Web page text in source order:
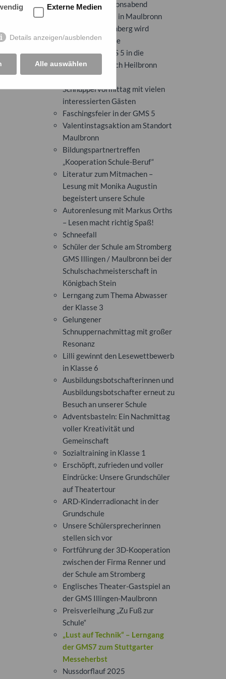
Berufsinformationsabend
Bildungspartner in Maulbronn
Schule am Stromberg wird
ComThink-Schule
Ausflug der GMS 5 in die
Experimenta nach Heilbronn
Erfolgreicher
Schnuppervormittag mit vielen
interessierten Gästen
Faschingsfeier in der GMS 5
Valentinstagsaktion am Standort
Maulbronn
Bildungspartnertreffen
„Kooperation Schule-Beruf“
Literatur zum Mitmachen –
Lesung mit Monika Augustin
begeistert unsere Schule
Autorenlesung mit Markus Orths
– Lesen macht richtig Spaß!
Schneefall
Schüler der Schule am Stromberg
GMS Illingen / Maulbronn bei der
Schulschachmeisterschaft in
Königbach Stein
Lerngang zum Thema Abwasser
der Klasse 3
Gelungener
Schnuppernachmittag mit großer
Resonanz
Lilli gewinnt den Lesewettbewerb
in Klasse 6
Ausbildungsbotschafterinnen und
Ausbildungsbotschafter erneut zu
Besuch an unserer Schule
Adventsbasteln: Ein Nachmittag
voller Kreativität und
Gemeinschaft
Sozialtraining in Klasse 1
Erschöpft, zufrieden und voller
Eindrücke: Unsere Grundschüler
auf Theatertour
ARD-Kinderradionacht in der
Grundschule
Unsere Schülersprecherinnen
stellen sich vor
Fortführung der 3D-Kooperation
zwischen der Firma Renner und
der Schule am Stromberg
Englisches Theater-Gastspiel an
der GMS Illingen-Maulbronn
Preisverleihung „Zu Fuß zur
Schule“
„Lust auf Technik“ – Lerngang
der GMS7 zum Stuttgarter
Messeherbst
Nussdorflauf 2025
Externe Medien
Details anzeigen/ausblenden
Alle auswählen